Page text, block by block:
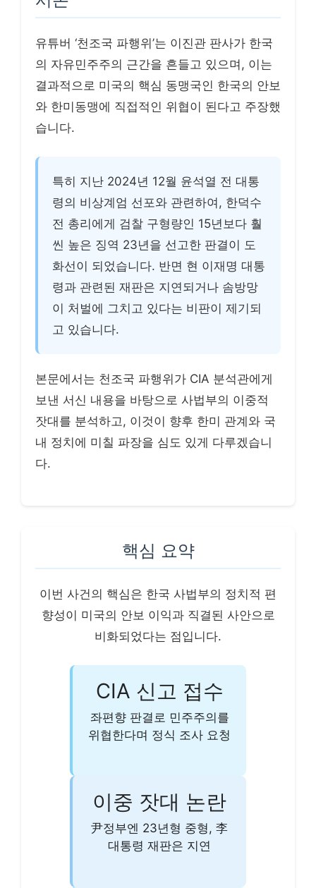
유튜버 ‘천조국 파행위’는 이진관 판사가 한국
의 자유민주주의 근간을 흔들고 있으며, 이는
결과적으로 미국의 핵심 동맹국인 한국의 안보
와 한미동맹에 직접적인 위협이 된다고 주장했
습니다.
특히 지난 2024년 12월 윤석열 전 대통
령의 비상계엄 선포와 관련하여, 한덕수
전 총리에게 검찰 구형량인 15년보다 훨
씬 높은 징역 23년을 선고한 판결이 도
화선이 되었습니다. 반면 현 이재명 대통
령과 관련된 재판은 지연되거나 솜방망
이 처벌에 그치고 있다는 비판이 제기되
고 있습니다.
본문에서는 천조국 파행위가 CIA 분석관에게
보낸 서신 내용을 바탕으로 사법부의 이중적
잣대를 분석하고, 이것이 향후 한미 관계와 국
내 정치에 미칠 파장을 심도 있게 다루겠습니
다.
핵심 요약
이번 사건의 핵심은 한국 사법부의 정치적 편
향성이 미국의 안보 이익과 직결된 사안으로
비화되었다는 점입니다.
CIA 신고 접수
좌편향 판결로 민주주의를
위협한다며 정식 조사 요청
이중 잣대 논란
尹정부엔 23년형 중형, 李
대통령 재판은 지연